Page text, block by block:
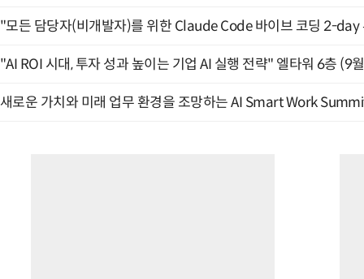
"모든 담당자(비개발자)를 위한 Claude Code 바이브 코딩 2-
"AI ROI 시대, 투자 성과 높이는 기업 AI 실행 전략" 엘타워 6층 (9
새로운 가치와 미래 업무 환경을 조망하는 AI Smart Work